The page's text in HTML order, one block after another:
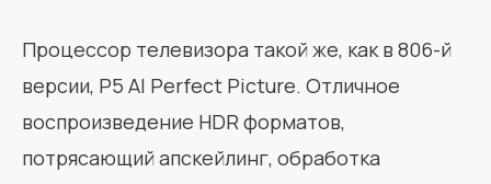
Процессор телевизора такой же, как в 806-й
версии, P5 AI Perfect Picture. Отличное
воспроизведение HDR форматов,
потрясающий апскейлинг, обработка